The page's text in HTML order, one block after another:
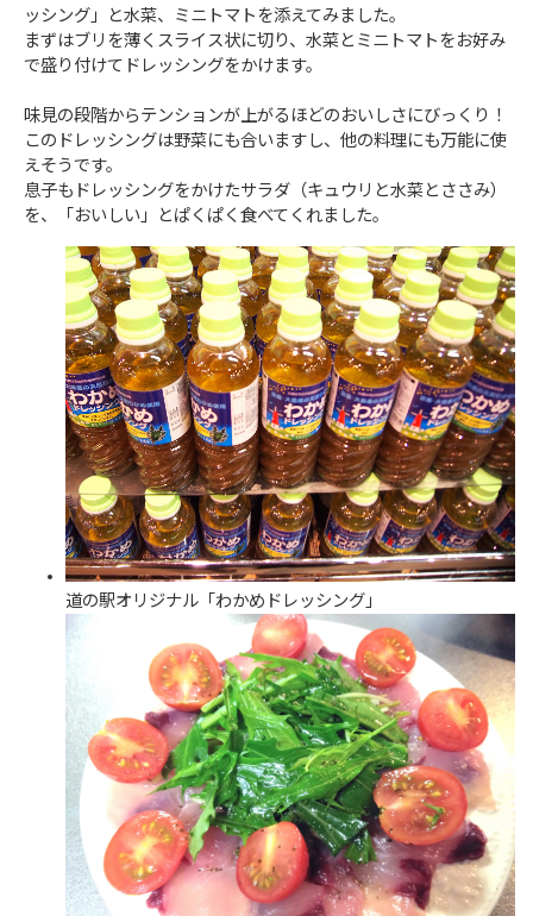
ッシング」と水菜、ミニトマトを添えてみました。
まずはブリを薄くスライス状に切り、水菜とミニトマトをお好み
で盛り付けてドレッシングをかけます。
味見の段階からテンションが上がるほどのおいしさにびっくり！
このドレッシングは野菜にも合いますし、他の料理にも万能に使
えそうです。
息子もドレッシングをかけたサラダ（キュウリと水菜とささみ）
を、「おいしい」とぱくぱく食べてくれました。
道の駅オリジナル「わかめドレッシング」